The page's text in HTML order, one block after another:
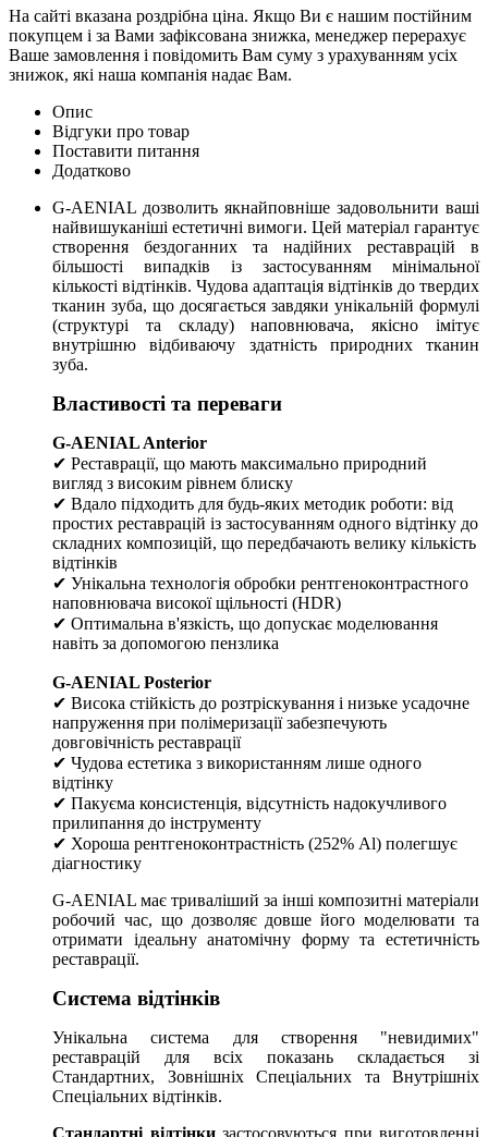
На сайті вказана роздрібна ціна. Якщо Ви є нашим постійним
покупцем і за Вами зафіксована знижка, менеджер перерахує
Ваше замовлення і повідомить Вам суму з урахуванням усіх
знижок, які наша компанія надає Вам.
Опис
Відгуки про товар
Поставити питання
Додатково
G-AENIAL дозволить якнайповніше задовольнити ваші
найвишуканіші естетичні вимоги. Цей матеріал гарантує
створення бездоганних та надійних реставрацій в
більшості випадків із застосуванням мінімальної
кількості відтінків. Чудова адаптація відтінків до твердих
тканин зуба, що досягається завдяки унікальній формулі
(структурі та складу) наповнювача, якісно імітує
внутрішню відбиваючу здатність природних тканин
зуба.
Властивості та переваги
G-AENIAL Anterior
✔ Реставрації, що мають максимально природний
вигляд з високим рівнем блиску
✔ Вдало підходить для будь-яких методик роботи: від
простих реставрацій із застосуванням одного відтінку до
складних композицій, що передбачають велику кількість
відтінків
✔ Унікальна технологія обробки рентгеноконтрастного
наповнювача високої щільності (HDR)
✔ Оптимальна в'язкість, що допускає моделювання
навіть за допомогою пензлика
G-AENIAL Posterior
✔ Висока стійкість до розтріскування і низьке усадочне
напруження при полімеризації забезпечують
довговічність реставрації
✔ Чудова естетика з використанням лише одного
відтінку
✔ Пакуєма консистенція, відсутність надокучливого
прилипання до інструменту
✔ Хороша рентгеноконтрастність (252% Al) полегшує
діагностику
G-AENIAL має триваліший за інші композитні матеріали
робочий час, що дозволяє довше його моделювати та
отримати ідеальну анатомічну форму та естетичність
реставрації.
Система відтінків
Унікальна система для створення "невидимих"
реставрацій для всіх показань складається зі
Стандартних, Зовнішніх Спеціальних та Внутрішніх
Спеціальних відтінків.
Стандартні відтінкизастосовуються при виготовленні